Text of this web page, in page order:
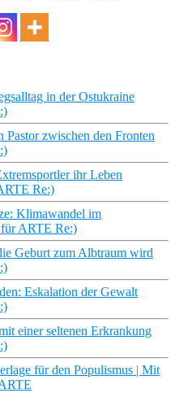
in der Ostukraine
zwischen den Fronten
ihr Leben
Re:)
Klimawandel im
ARTE Re:)
Geburt zum Albtraum wird
Eskalation der Gewalt
einer seltenen Erkrankung
für den Populismus | Mit